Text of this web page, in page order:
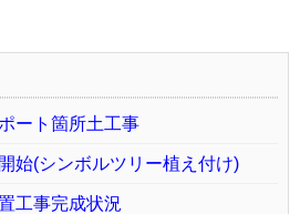
ート箇所土工事
始(シンボルツリー植え付け)
工事完成状況